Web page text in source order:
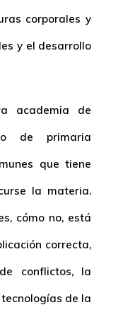
corporales y
y el desarrollo
academia de
de primaria
que tiene
la materia.
cómo no, está
correcta,
conflictos, la
de la